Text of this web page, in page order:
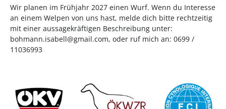
Wir planen im Frühjahr 2027 einen Wurf. Wenn du Interesse
an einem Welpen von uns hast, melde dich bitte rechtzeitig
mit einer aussagekräftigen Beschreibung unter:
bohmann.isabell@gmail.com, oder ruf mich an: 0699 /
11036993